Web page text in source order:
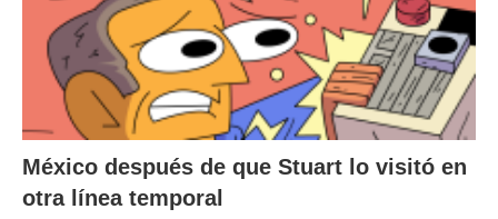
México después de que Stuart lo visitó en
otra línea temporal